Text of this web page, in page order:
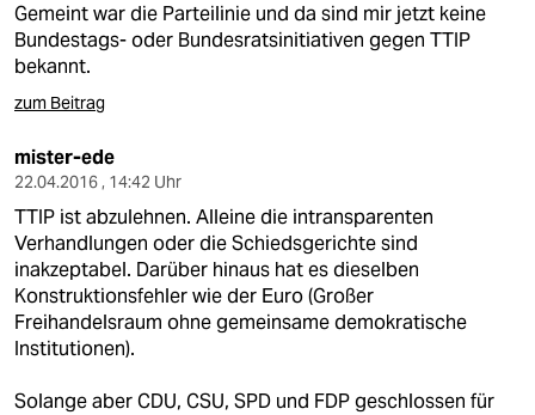
Gemeint war die Parteilinie und da sind mir jetzt keine
Bundestags- oder Bundesratsinitiativen gegen TTIP
bekannt.
zum Beitrag
mister-ede
22.04.2016 , 14:42 Uhr
TTIP ist abzulehnen. Alleine die intransparenten
Verhandlungen oder die Schiedsgerichte sind
inakzeptabel. Darüber hinaus hat es dieselben
Konstruktionsfehler wie der Euro (Großer
Freihandelsraum ohne gemeinsame demokratische
Institutionen).
Solange aber CDU, CSU, SPD und FDP geschlossen für